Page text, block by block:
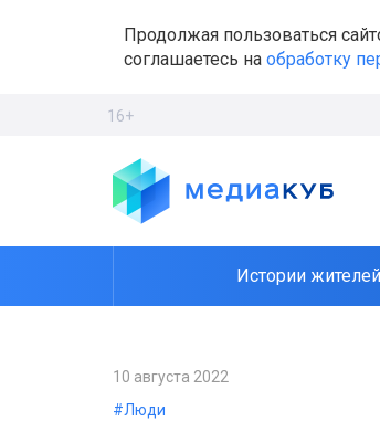
Продолжая пользоваться
соглашаетесь на обработку
16+
Истории
10 августа 2022
#Люди